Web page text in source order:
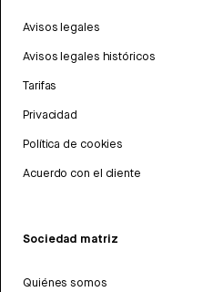
Avisos legales
Avisos legales históricos
Tarifas
Privacidad
Política de cookies
Acuerdo con el cliente
Sociedad matriz
Quiénes somos